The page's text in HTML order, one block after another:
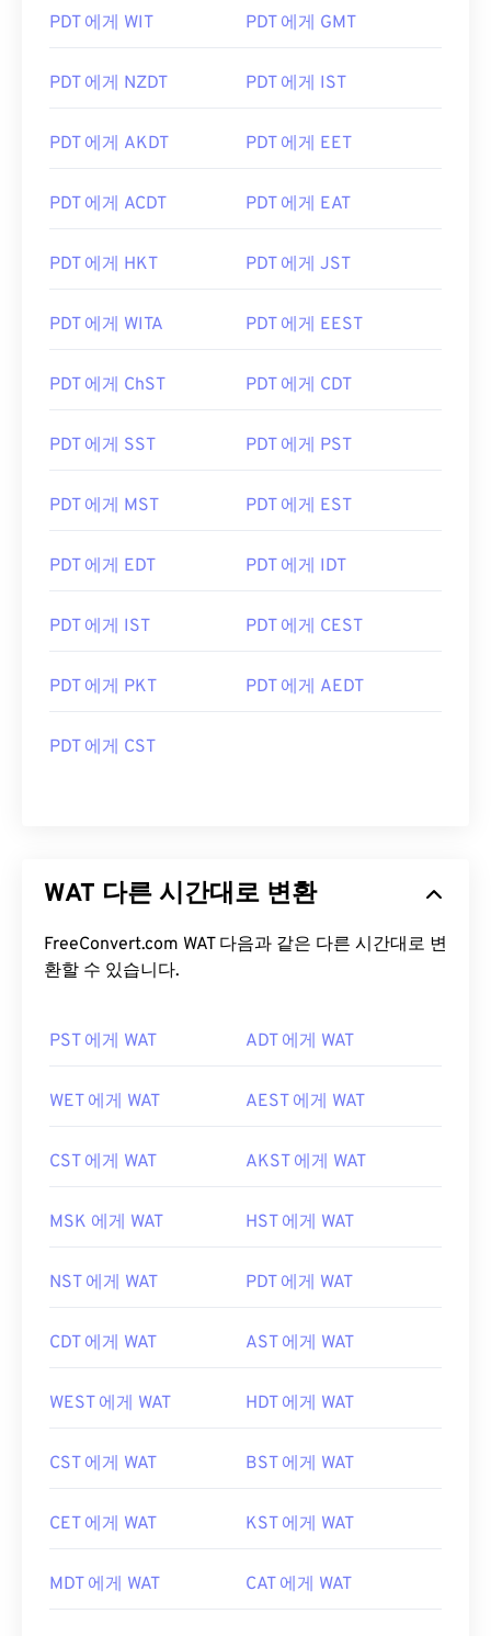
PDT 에게 WIT PDT 에게 GMT
PDT 에게 NZDT PDT 에게 IST
PDT 에게 AKDT PDT 에게 EET
PDT 에게 ACDT PDT 에게 EAT
PDT 에게 HKT PDT 에게 JST
PDT 에게 WITA PDT 에게 EEST
PDT 에게 ChST PDT 에게 CDT
PDT 에게 SST PDT 에게 PST
PDT 에게 MST PDT 에게 EST
PDT 에게 EDT PDT 에게 IDT
PDT 에게 IST PDT 에게 CEST
PDT 에게 PKT PDT 에게 AEDT
PDT 에게 CST
WAT 다른 시간대로 변환
FreeConvert.com WAT 다음과 같은 다른 시간대로 변
환할 수 있습니다.
PST 에게 WAT ADT 에게 WAT
WET 에게 WAT AEST 에게 WAT
CST 에게 WAT AKST 에게 WAT
MSK 에게 WAT HST 에게 WAT
NST 에게 WAT PDT 에게 WAT
CDT 에게 WAT AST 에게 WAT
WEST 에게 WAT HDT 에게 WAT
CST 에게 WAT BST 에게 WAT
CET 에게 WAT KST 에게 WAT
MDT 에게 WAT CAT 에게 WAT